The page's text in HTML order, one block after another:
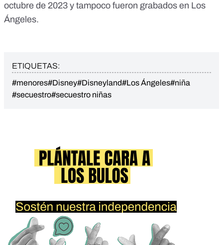
octubre de 2023 y tampoco fueron grabados en Los
Ángeles.
ETIQUETAS:
#menores#Disney#Disneyland#Los Ángeles#niña
#secuestro#secuestro niñas